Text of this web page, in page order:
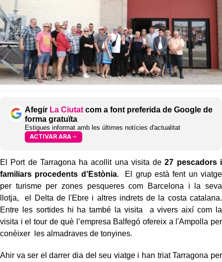
Afegir La Ciutat com a font preferida de Google de
forma gratuïta
Estigues informat amb les últimes notícies d'actualitat
ACTIVAR ARA
El Port de Tarragona ha acollit una visita de 27 pescadors i
familiars procedents d’Estònia. El grup està fent un viatge
per turisme per zones pesqueres com Barcelona i la seva
llotja, el Delta de l'Ebre i altres indrets de la costa catalana.
Entre les sortides hi ha també la visita a vivers així com la
visita i el tour de què l’empresa Balfegó ofereix a l'Ampolla per
conèixer les almadraves de tonyines.
Ahir va ser el darrer dia del seu viatge i han triat Tarragona per